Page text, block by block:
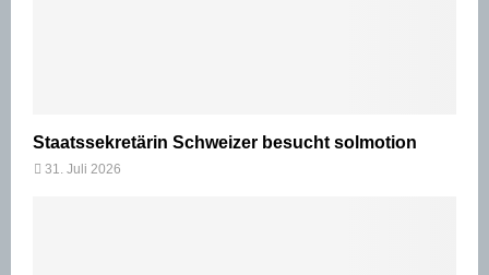
Staatssekretärin Schweizer besucht solmotion
31. Juli 2026